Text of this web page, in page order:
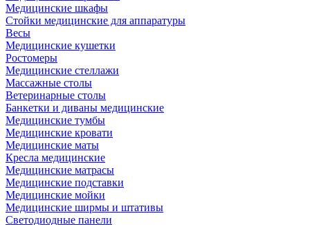
Медицинские шкафы
Стойки медицинские для аппаратуры
Весы
Медицинские кушетки
Ростомеры
Медицинские стеллажи
Массажные столы
Ветеринарные столы
Банкетки и диваны медицинские
Медицинские тумбы
Медицинские кровати
Медицинские маты
Кресла медицинские
Медицинские матрасы
Медицинские подставки
Медицинские мойки
Медицинские ширмы и штативы
Светодиодные панели